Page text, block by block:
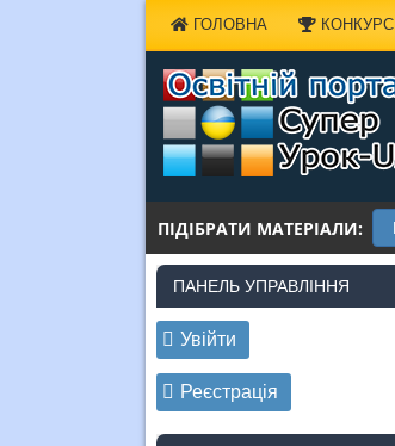
ГОЛОВНА КОНКУРС
ПІДІБРАТИ МАТЕРІАЛИ:
ПАНЕЛЬ УПРАВЛІННЯ
Увійти
Реєстрація